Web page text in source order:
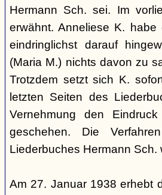
Hermann Sch. sei. Im
erwähnt. Anneliese K.
eindringlichst darauf
(Maria M.) nichts davon zu
Trotzdem setzt sich K.
letzten Seiten des
Vernehmung den
geschehen. Die
Liederbuches Hermann
Am 27. Januar 1938 erhebt